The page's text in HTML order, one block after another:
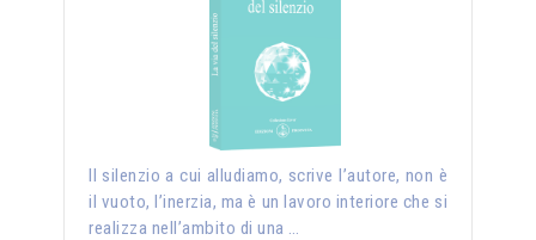
II silenzio a cui alludiamo, scrive l’autore, non è
il vuoto, l’inerzia, ma è un lavoro interiore che si
realizza nell’ambito di una …